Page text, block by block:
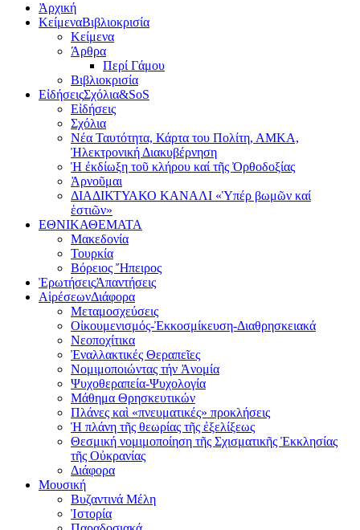
Ἀρχική
ΚείμεναΒιβλιοκρισία
Κείμενα
Άρθρα
Περί Γάμου
Βιβλιοκρισία
ΕἰδήσειςΣχόλια&SoS
Εἰδήσεις
Σχόλια
Νέα Ταυτότητα, Κάρτα του Πολίτη, ΑΜΚΑ,
Ἠλεκτρονική Διακυβέρνηση
Ἡ ἐκδίωξη τοῦ κλήρου καί τῆς Ὀρθοδοξίας
Ἀρνοῦμαι
ΔΙΑΔΙΚΤΥΑΚΟ ΚΑΝΑΛΙ «Ὑπέρ βωμῶν καί
ἑστιῶν»
ΕΘΝΙΚΑΘΕΜΑΤΑ
Μακεδονία
Τουρκία
Βόρειος Ἤπειρος
ἘρωτήσειςἈπαντήσεις
ΑἱρέσεωνΔιάφορα
Μεταμοσχεύσεις
Οἰκουμενισμός-Ἐκκοσμίκευση-Διαθρησκειακά
Νεοποχίτικα
Ἐναλλακτικές Θεραπεῖες
Νομιμοποιώντας τήν Ἀνομία
Ψυχοθεραπεία-Ψυχολογία
Μάθημα Θρησκευτικών
Πλάνες καὶ «πνευματικές» προκλήσεις
Ἡ πλάνη τῆς θεωρίας τῆς ἐξελίξεως
Θεσμική νομιμοποίηση τῆς Σχισματικῆς Ἐκκλησίας
τῆς Οὐκρανίας
Διάφορα
Μουσική
Βυζαντινά Μέλη
Ἰστορία